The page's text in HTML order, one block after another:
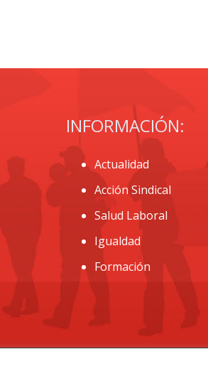
INFORMACIÓN:
Actualidad
Acción Sindical
Salud Laboral
Igualdad
Formación